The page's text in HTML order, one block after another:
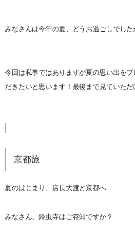
みなさんは今年の夏、どうお過ごしでし
今回は私事ではありますが夏の思い出を
だきたいと思います！最後まで見ていた
京都旅
夏のはじまり、店長大渡と京都へ
みなさん、鈴虫寺はご存知ですか？